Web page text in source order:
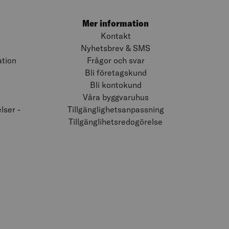
-
Mer information
Kontakt
Nyhetsbrev & SMS
Frågor och svar
Bli företagskund
Bli kontokund
Våra byggvaruhus
Tillgänglighetsanpassning
Tillgänglihetsredogörelse